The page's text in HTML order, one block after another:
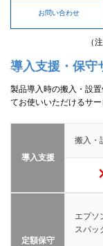
お問い合わせ
（
導入支援・保守
製品導入時の搬入・設
てお使いいただけるサー
導入支援
搬入・
定額保守
エプソ
スパッ